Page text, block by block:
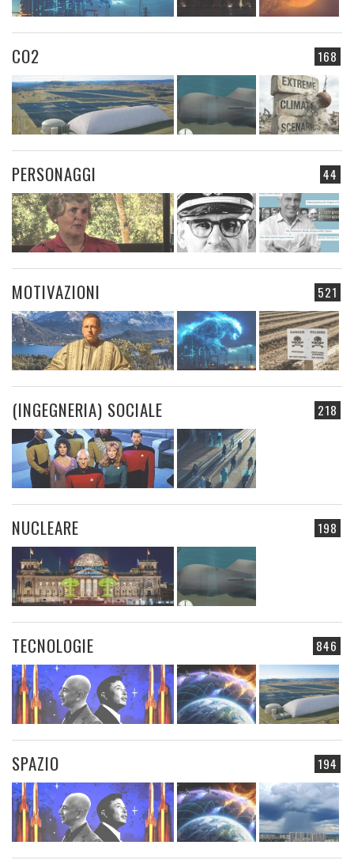
168
CO2
44
PERSONAGGI
521
MOTIVAZIONI
218
(INGEGNERIA) SOCIALE
198
NUCLEARE
846
TECNOLOGIE
194
SPAZIO